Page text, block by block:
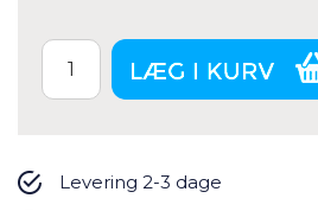
Levering 2-3 dage